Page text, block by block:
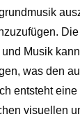
Musik
was den
entsteht
visuellen